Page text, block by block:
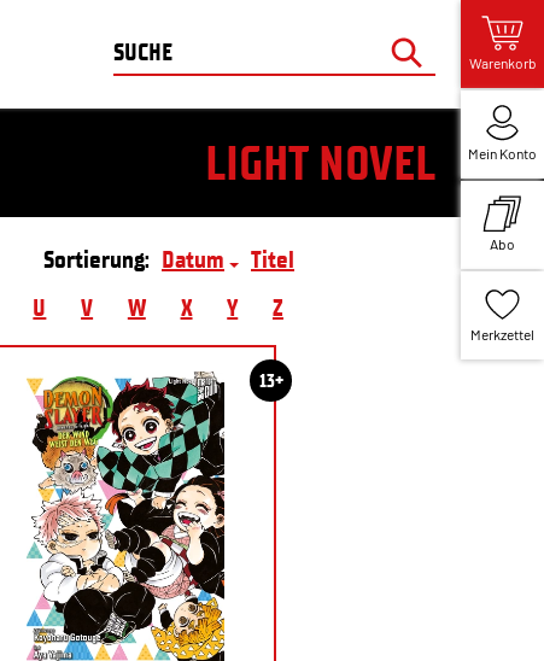
Warenkorb
Mein Konto
Abo
Merkzettel
LIGHT NOVEL
Sortierung: Datum
Titel
U V W X Y Z
13+